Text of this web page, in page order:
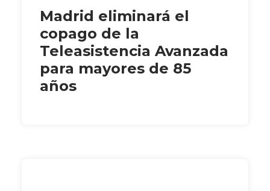
Madrid eliminará el
copago de la
Teleasistencia Avanzada
para mayores de 85
años